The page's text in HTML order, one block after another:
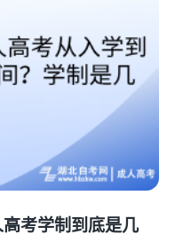
考学制到底是几